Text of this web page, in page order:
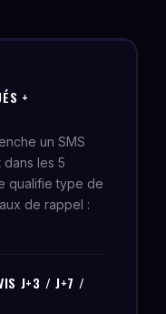
+
un SMS
les 5
qualifie type de
de rappel :
J+3 / J+7 /